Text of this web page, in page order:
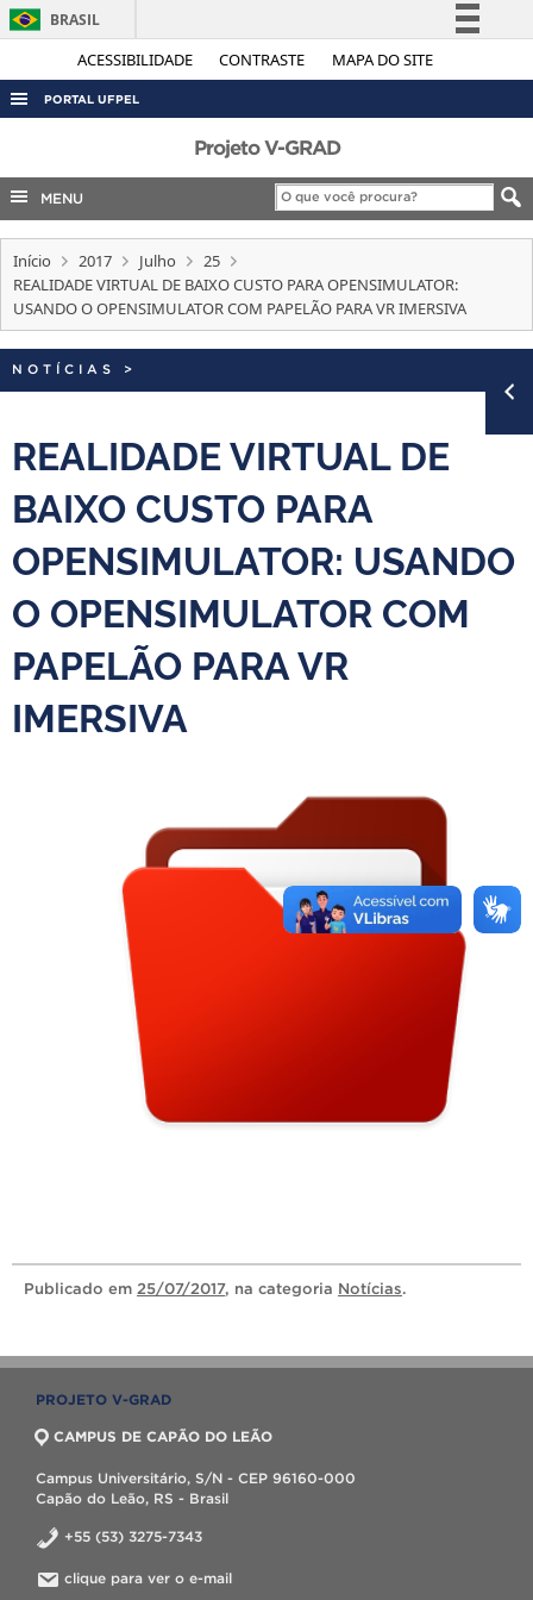
ACESSIBILIDADE CONTRASTE MAPA DO SITE
BRASIL
Simplifique!
Legislação
Canais
PORTAL UFPEL
ACESSO À INFORMAÇÃO
AUDITORIA
COBALTO
CONCURSOS
EDITAIS
TELEFONES
Projeto V-GRAD
MENU
Início 2017 Julho
25
REALIDADE VIRTUAL DE BAIXO CUSTO PARA OPENSIMULATOR:
USANDO O OPENSIMULATOR COM PAPELÃO PARA VR IMERSIVA
NOTÍCIAS >
REALIDADE VIRTUAL DE
BAIXO CUSTO PARA
OPENSIMULATOR: USANDO
O OPENSIMULATOR COM
PAPELÃO PARA VR
IMERSIVA
Publicado em 25/07/2017, na categoria Notícias.
PROJETO V-GRAD
CAMPUS DE CAPÃO DO LEÃO
Campus Universitário, S/N - CEP 96160-000
Capão do Leão, RS - Brasil
+55 (53) 3275-7343
clique para ver o e-mail